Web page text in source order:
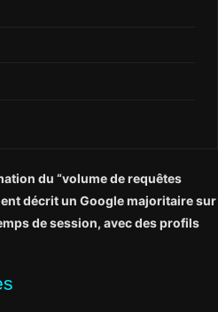
du “volume de requêtes
décrit un Google majoritaire sur
de session, avec des profils